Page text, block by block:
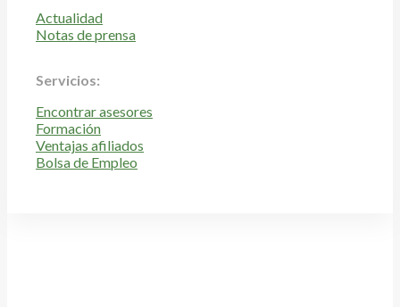
Actualidad
Notas de prensa
Servicios:
Encontrar asesores
Formación
Ventajas afiliados
Bolsa de Empleo